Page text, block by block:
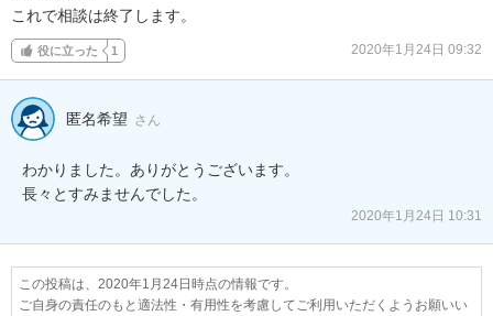
これで相談は終了します。
役に立った 1 2020年1月24日 09:32
匿名希望 さん
わかりました。ありがとうございます。
長々とすみませんでした。
2020年1月24日 10:31
この投稿は、2020年1月24日時点の情報です。
ご自身の責任のもと適法性・有用性を考慮してご利用いただくようお願いい